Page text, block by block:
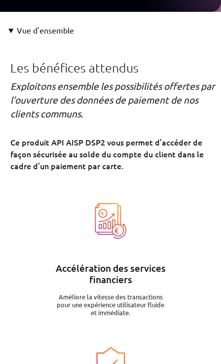
Vue d'ensemble
Les bénéfices attendus
Exploitons ensemble les possibilités offertes par
l’ouverture des données de paiement de nos
clients communs.
Ce produit API AISP DSP2 vous permet d’accéder de
façon sécurisée au solde du compte du client dans le
cadre d’un paiement par carte.
Image
Accélération des services
financiers
Améliore la vitesse des transactions
pour une expérience utilisateur fluide
et immédiate.
Image